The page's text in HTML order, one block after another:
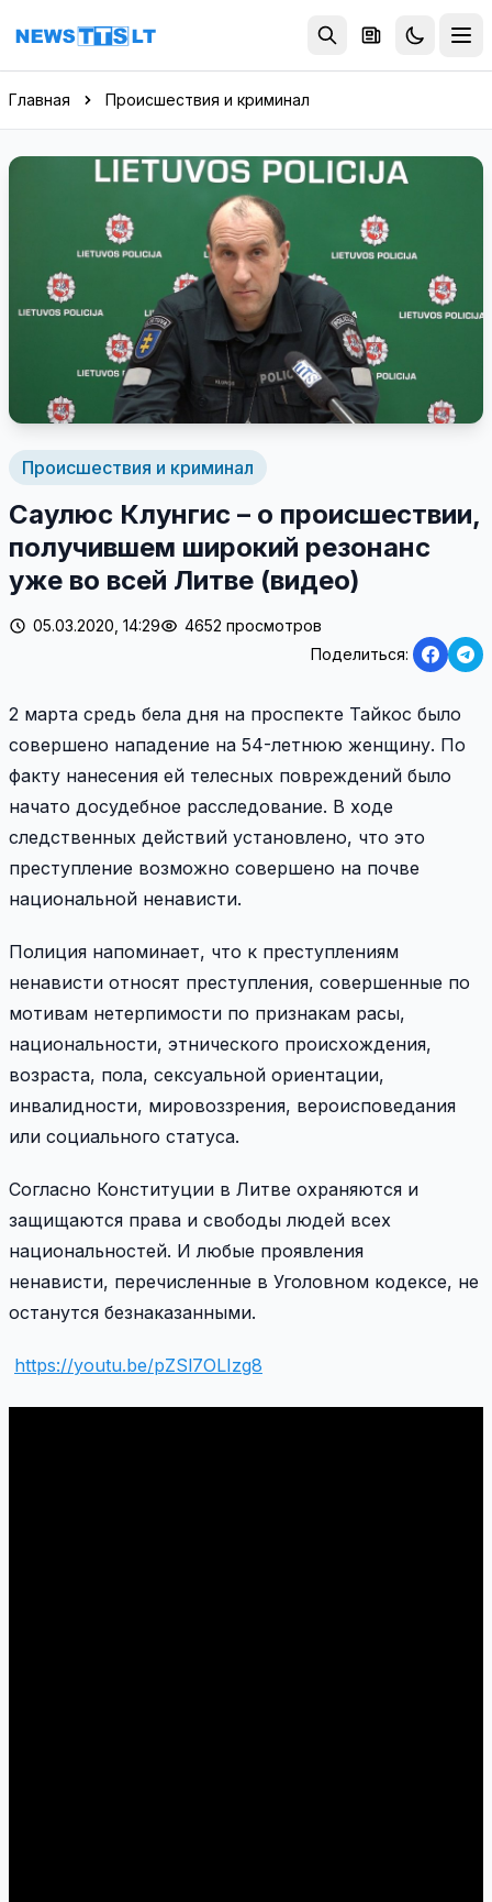
Перейти к содержимому
Главная Происшествия и криминал
Происшествия и криминал
Саулюс Клунгис – о происшествии,
получившем широкий резонанс
уже во всей Литве (видео)
05.03.2020, 14:29
4652 просмотров
Поделиться:
2 марта средь бела дня на проспекте Тайкос было
совершено нападение на 54-летнюю женщину. По
факту нанесения ей телесных повреждений было
начато досудебное расследование. В ходе
следственных действий установлено, что это
преступление возможно совершено на почве
национальной ненависти.
Полиция напоминает, что к преступлениям
ненависти относят преступления, совершенные по
мотивам нетерпимости по признакам расы,
национальности, этнического происхождения,
возраста, пола, сексуальной ориентации,
инвалидности, мировоззрения, вероисповедания
или социального статуса.
Согласно Конституции в Литве охраняются и
защищаются права и свободы людей всех
национальностей. И любые проявления
ненависти, перечисленные в Уголовном кодексе, не
останутся безнаказанными.
https://youtu.be/pZSl7OLIzg8